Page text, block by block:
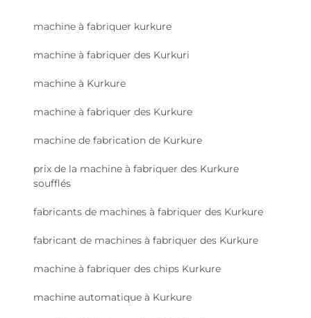
machine à fabriquer kurkure
machine à fabriquer des Kurkuri
machine à Kurkure
machine à fabriquer des Kurkure
machine de fabrication de Kurkure
prix de la machine à fabriquer des Kurkure
soufflés
fabricants de machines à fabriquer des Kurkure
fabricant de machines à fabriquer des Kurkure
machine à fabriquer des chips Kurkure
machine automatique à Kurkure